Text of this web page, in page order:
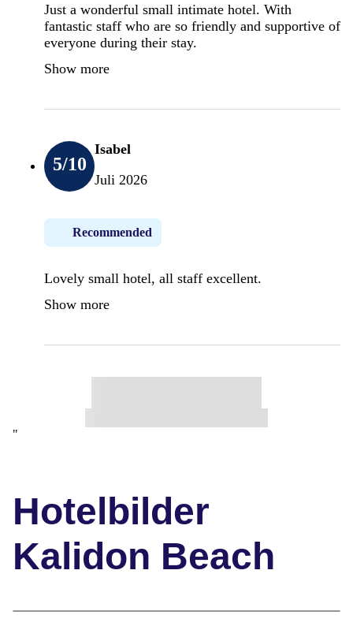
Just a wonderful small intimate hotel. With
fantastic staff who are so friendly and supportive of
everyone during their stay.
Show more
5/10
Isabel
Juli 2026
Recommended
Lovely small hotel, all staff excellent.
Show more
"
Hotelbilder
Kalidon Beach